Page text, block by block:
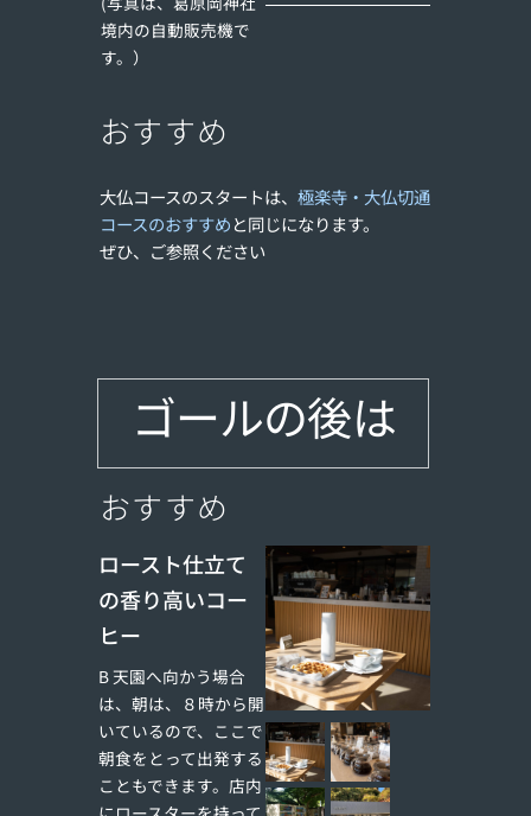
境内の自動販売機で
す。）
おすすめ
大仏コースのスタートは、極楽寺・大仏切通
コースのおすすめと同じになります。
ぜひ、ご参照ください
ゴールの後は
おすすめ
ロースト仕立て
の香り高いコー
ヒー
B 天園へ向かう場合
は、朝は、８時から開
いているので、ここで
朝食をとって出発する
こともできます。店内